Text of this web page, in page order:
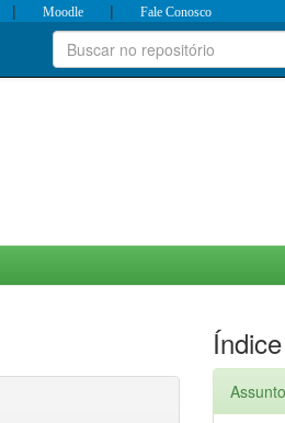
| Moodle | Fale Conosco
Índice
Assunto